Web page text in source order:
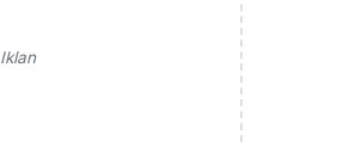
Iklan